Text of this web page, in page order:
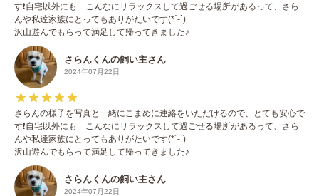
す❗️自宅以外にも こんなにリラックスして過ごせる場所があるって、さら
んや私達家族にとってもありがたいです(*´-`)
沢山遊んでもらって満足して帰ってきました♪
さらんくんの飼い主さん
2024年07月22日
さらんの様子を写真と一緒にこまめに連絡をいただけるので、とても安心で
す❗️自宅以外にも こんなにリラックスして過ごせる場所があるって、さら
んや私達家族にとってもありがたいです(*´-`)
沢山遊んでもらって満足して帰ってきました♪
さらんくんの飼い主さん
2024年07月22日